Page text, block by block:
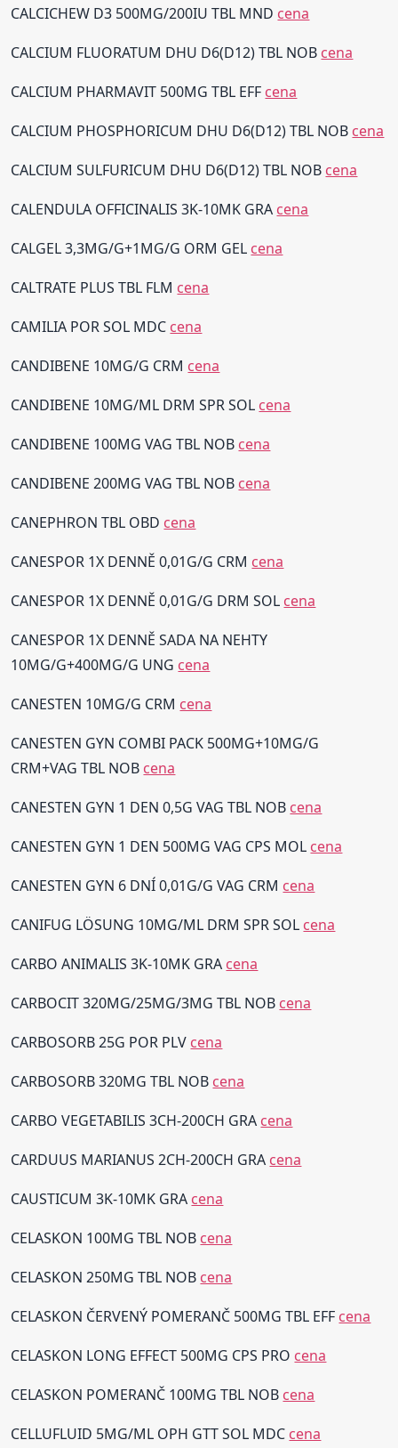
CALCICHEW D3 500MG/200IU TBL MND cena
CALCIUM FLUORATUM DHU D6(D12) TBL NOB cena
CALCIUM PHARMAVIT 500MG TBL EFF cena
CALCIUM PHOSPHORICUM DHU D6(D12) TBL NOB cena
CALCIUM SULFURICUM DHU D6(D12) TBL NOB cena
CALENDULA OFFICINALIS 3K-10MK GRA cena
CALGEL 3,3MG/G+1MG/G ORM GEL cena
CALTRATE PLUS TBL FLM cena
CAMILIA POR SOL MDC cena
CANDIBENE 10MG/G CRM cena
CANDIBENE 10MG/ML DRM SPR SOL cena
CANDIBENE 100MG VAG TBL NOB cena
CANDIBENE 200MG VAG TBL NOB cena
CANEPHRON TBL OBD cena
CANESPOR 1X DENNĚ 0,01G/G CRM cena
CANESPOR 1X DENNĚ 0,01G/G DRM SOL cena
CANESPOR 1X DENNĚ SADA NA NEHTY
10MG/G+400MG/G UNG cena
CANESTEN 10MG/G CRM cena
CANESTEN GYN COMBI PACK 500MG+10MG/G
CRM+VAG TBL NOB cena
CANESTEN GYN 1 DEN 0,5G VAG TBL NOB cena
CANESTEN GYN 1 DEN 500MG VAG CPS MOL cena
CANESTEN GYN 6 DNÍ 0,01G/G VAG CRM cena
CANIFUG LÖSUNG 10MG/ML DRM SPR SOL cena
CARBO ANIMALIS 3K-10MK GRA cena
CARBOCIT 320MG/25MG/3MG TBL NOB cena
CARBOSORB 25G POR PLV cena
CARBOSORB 320MG TBL NOB cena
CARBO VEGETABILIS 3CH-200CH GRA cena
CARDUUS MARIANUS 2CH-200CH GRA cena
CAUSTICUM 3K-10MK GRA cena
CELASKON 100MG TBL NOB cena
CELASKON 250MG TBL NOB cena
CELASKON ČERVENÝ POMERANČ 500MG TBL EFF cena
CELASKON LONG EFFECT 500MG CPS PRO cena
CELASKON POMERANČ 100MG TBL NOB cena
CELLUFLUID 5MG/ML OPH GTT SOL MDC cena